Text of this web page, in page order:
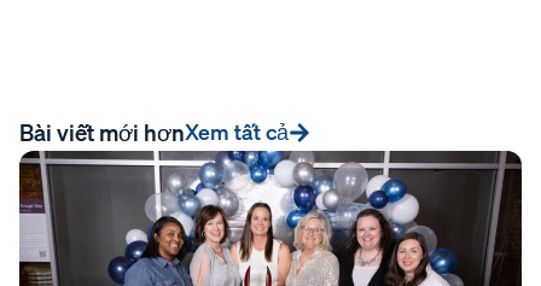
Bài viết mới hơnXem tất cả